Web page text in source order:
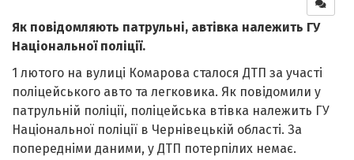
Як повідомляють патрульні, автівка належить ГУ
Національної поліції.
1 лютого на вулиці Комарова сталося ДТП за участі
поліцейського авто та легковика. Як повідомили у
патрульній поліції, поліцейська втівка належить ГУ
Національної поліції в Чернівецькій області. За
попередніми даними, у ДТП потерпілих немає.